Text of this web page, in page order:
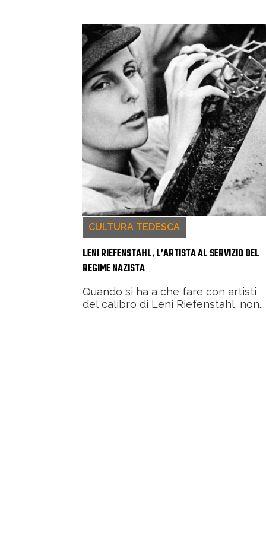
CULTURA TEDESCA
LENI RIEFENSTAHL, L’ARTISTA AL SERVIZIO DEL
REGIME NAZISTA
Quando si ha a che fare con artisti
del calibro di Leni Riefenstahl, non...